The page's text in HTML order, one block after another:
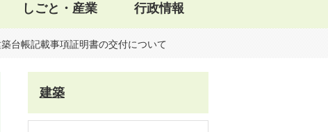
しごと・産業 行政情報
台帳記載事項証明書の交付について
建築